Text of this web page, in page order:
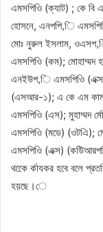
এমসপিওি (ক্যাট) ; কে
হোসনে, এনপপি,ি
মোঃ নুরুল ইসলাম,
এমসপিওি (কম); মোহাম্মদ
এনইউপ,ি এমসপিওি
(এসআর-১); এ কে এম
এমসপিওি (এস); মুহাম্মদ
এমসপিওি (মডে) (ওটএি);
এমসপিওি (এক্স) (কউিআরপ-
থকেে র্কাযকর হবে বলে
হয়ছে।ে